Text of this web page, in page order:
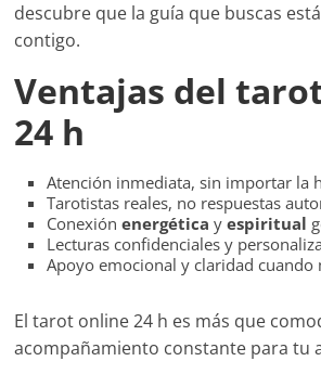
descubre que la guía que buscas
contigo.
Ventajas del
24 h
Atención inmediata, sin importar la
Tarotistas reales, no respuestas
Conexiónenergética yespiritual
Lecturas confidenciales y
Apoyo emocional y claridad cuando
El tarot online 24 h es más que
acompañamiento constante para tu